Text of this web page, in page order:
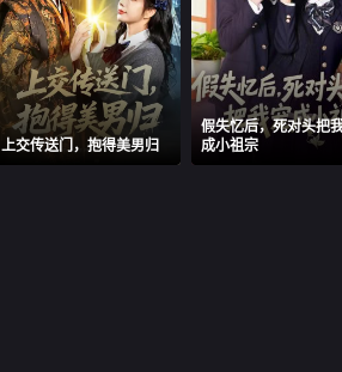
上交传送门，抱得美男归
假失忆后，死对头把
成小祖宗